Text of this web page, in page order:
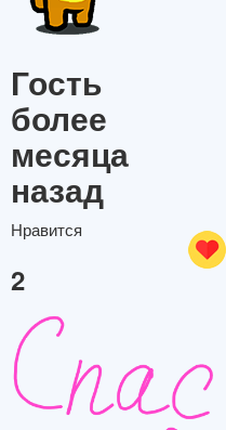
Гость
более
месяца
назад
Нравится
2